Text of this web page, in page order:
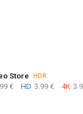
Store HDR
€ HD 3.99 € 4K